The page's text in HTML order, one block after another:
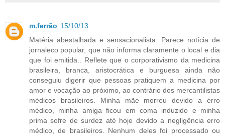
m.ferrão 15/10/13
Matéria abestalhada e sensacionalista. Parece notícia de
jornaleco popular, que não informa claramente o local e dia
que foi emitida.. Reflete que o corporativismo da medicina
brasileira, branca, aristocrática e burguesa ainda não
conseguiu digerir que pessoas pratiquem a medicina por
amor e vocação ao próximo, ao contrário dos mercantilistas
médicos brasileiros. Minha mãe morreu devido a erro
médico, minha amiga ficou em coma induzido e minha
prima sofre de surdez até hoje devido a negligência erro
médico, de brasileiros. Nenhum deles foi processado ou